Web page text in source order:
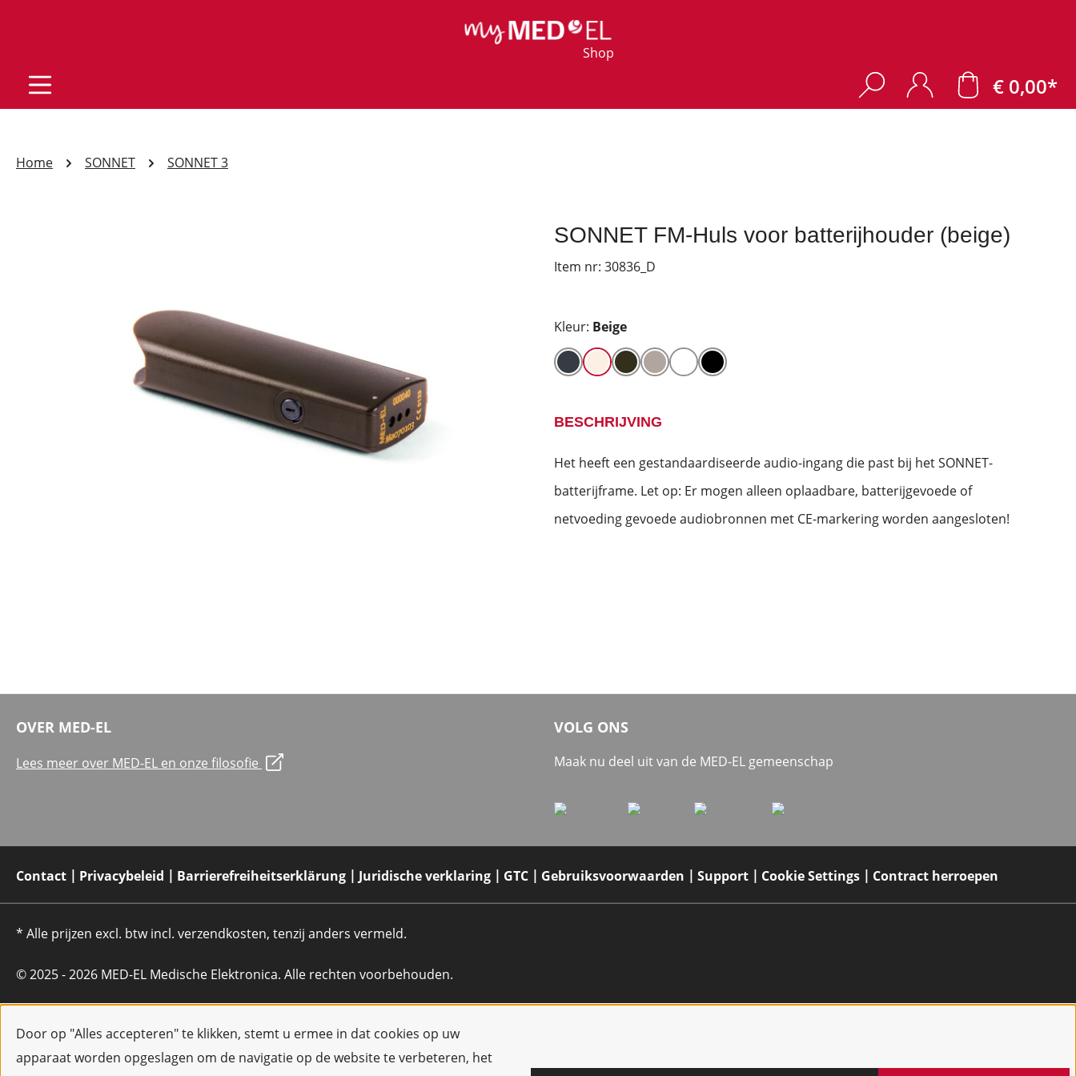
Door op "Alles accepteren" te klikken, stemt u ermee in dat cookies op uw
apparaat worden opgeslagen om de navigatie op de website te verbeteren, het
Shop
€ 0,00*
Home SONNET SONNET 3
SONNET FM-Huls voor batterijhouder (beige)
Item nr: 30836_D
Kleur: Beige
BESCHRIJVING
Het heeft een gestandaardiseerde audio-ingang die past bij het SONNET-
batterijframe. Let op: Er mogen alleen oplaadbare, batterijgevoede of
netvoeding gevoede audiobronnen met CE-markering worden aangesloten!
OVER MED-EL
Lees meer over MED-EL en onze filosofie
VOLG ONS
Maak nu deel uit van de MED-EL gemeenschap
Contact Privacybeleid Barrierefreiheitserklärung Juridische verklaring GTC Gebruiksvoorwaarden Support Cookie Settings Contract herroepen
* Alle prijzen excl. btw incl. verzendkosten, tenzij anders vermeld.
© 2025 - 2026 MED-EL Medische Elektronica. Alle rechten voorbehouden.